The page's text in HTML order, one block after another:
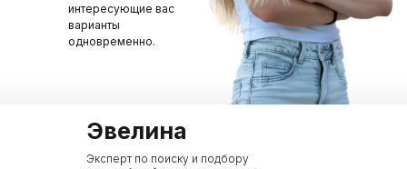
Эксперт по поиску и подбору
Эвелина
интересующие вас
варианты
одновременно.